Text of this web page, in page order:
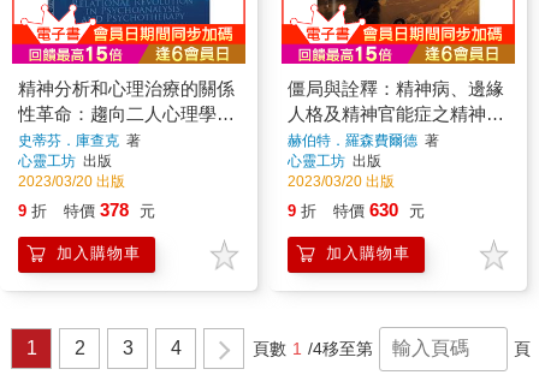
精神分析和心理治療的關係
性革命：趨向二人心理學的
典範轉移
史蒂芬．庫查克 著
心靈工坊 出版
2023/03/20 出版
9 折 特價 378 元
加入購物車
僵局與詮釋：精神病、邊緣
人格及精神官能症之精神分
析治療
赫伯特．羅森費爾德 著
心靈工坊 出版
2023/03/20 出版
9 折 特價 630 元
加入購物車
1 2 3 4 頁數 1 /4移至第 頁